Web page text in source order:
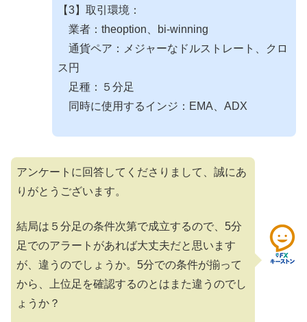
【3】取引環境：
業者：theoption、bi-winning
通貨ペア：メジャーなドルストレート、クロ
ス円
足種：５分足
同時に使用するインジ：EMA、ADX
アンケートに回答してくださりまして、誠にあ
りがとうございます。
結局は５分足の条件次第で成立するので、5分
足でのアラートがあれば大丈夫だと思います
が、違うのでしょうか。5分での条件が揃って
から、上位足を確認するのとはまた違うのでし
ょうか？